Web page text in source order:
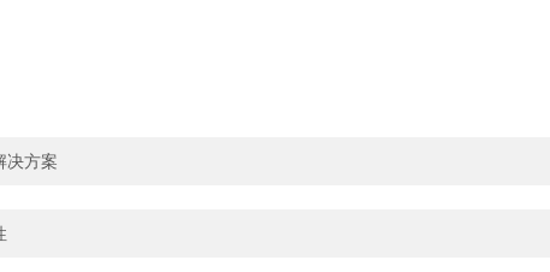
决方案